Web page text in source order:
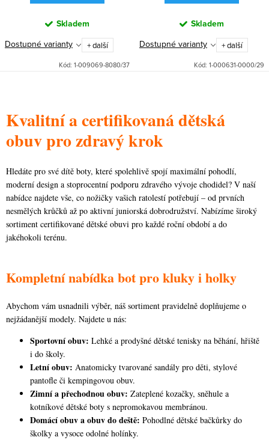
Skladem
Dostupné varianty
+ další
Kód: 1-009069-8080/37
Skladem
Dostupné varianty
+ další
Kód: 1-000631-0000/29
v
l
á
a
c
í
p
r
k
y
v
ý
Kvalitní a certifikovaná dětská
obuv pro zdravý krok
Hledáte pro své dítě boty, které spolehlivě spojí maximální pohodlí,
moderní design a stoprocentní podporu zdravého vývoje chodidel? V naší
nabídce najdete vše, co nožičky vašich ratolestí potřebují – od prvních
nesmělých krůčků až po aktivní juniorská dobrodružství. Nabízíme široký
sortiment certifikované dětské obuvi pro každé roční období a do
jakéhokoli terénu.
Kompletní nabídka bot pro kluky i holky
Abychom vám usnadnili výběr, náš sortiment pravidelně doplňujeme o
nejžádanější modely. Najdete u nás:
Sportovní obuv: Lehké a prodyšné dětské tenisky na běhání, hřiště
i do školy.
Letní obuv: Anatomicky tvarované sandály pro děti, stylové
pantofle či kempingovou obuv.
Zimní a přechodnou obuv: Zateplené kozačky, sněhule a
kotníkové dětské boty s nepromokavou membránou.
Domácí obuv a obuv do deště: Pohodlné dětské bačkůrky do
školky a vysoce odolné holínky.